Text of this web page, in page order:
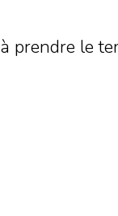
prendre le